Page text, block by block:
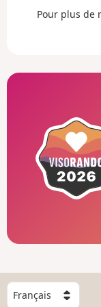
Pour plus de
C